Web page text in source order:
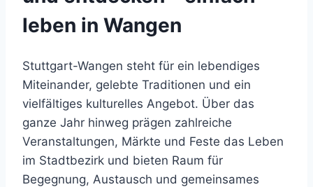
leben in Wangen
Stuttgart-Wangen steht für ein lebendiges
Miteinander, gelebte Traditionen und ein
vielfältiges kulturelles Angebot. Über das
ganze Jahr hinweg prägen zahlreiche
Veranstaltungen, Märkte und Feste das Leben
im Stadtbezirk und bieten Raum für
Begegnung, Austausch und gemeinsames